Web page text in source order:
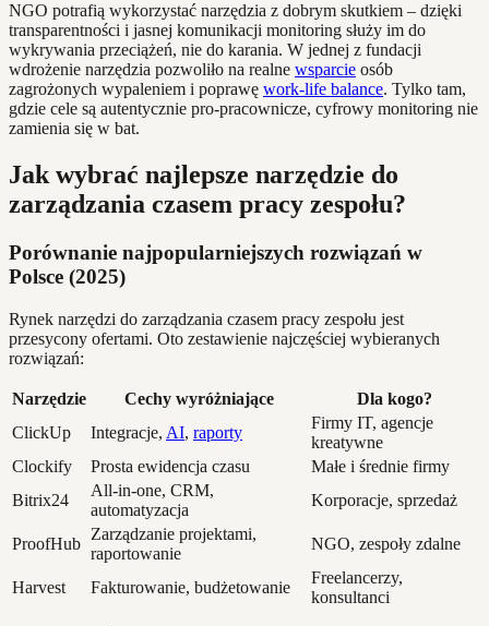
NGO potrafią wykorzystać narzędzia z dobrym skutkiem – dzięki
transparentności i jasnej komunikacji monitoring służy im do
wykrywania przeciążeń, nie do karania. W jednej z fundacji
wdrożenie narzędzia pozwoliło na realne wsparcie osób
zagrożonych wypaleniem i poprawę work-life balance. Tylko tam,
gdzie cele są autentycznie pro-pracownicze, cyfrowy monitoring nie
zamienia się w bat.
Jak wybrać najlepsze narzędzie do
zarządzania czasem pracy zespołu?
Porównanie najpopularniejszych rozwiązań w
Polsce (2025)
Rynek narzędzi do zarządzania czasem pracy zespołu jest
przesycony ofertami. Oto zestawienie najczęściej wybieranych
rozwiązań:
Narzędzie Cechy wyróżniające
Dla kogo?
ClickUp
Integracje, AI, raporty
Firmy IT, agencje
kreatywne
Clockify
Prosta ewidencja czasu
Małe i średnie firmy
Bitrix24
All-in-one, CRM,
automatyzacja
Korporacje, sprzedaż
ProofHub
Zarządzanie projektami,
raportowanie
NGO, zespoły zdalne
Harvest Fakturowanie, budżetowanie
Freelancerzy,
konsultanci